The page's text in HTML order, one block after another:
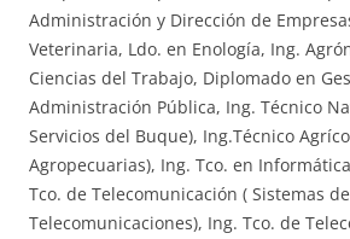
Administración y Dirección de
Veterinaria, Ldo. en Enología, Ing.
Ciencias del Trabajo, Diplomado en
Administración Pública, Ing. Técnico
Servicios del Buque), Ing.Técnico
Agropecuarias), Ing. Tco. en
Tco. de Telecomunicación ( Sistemas de
Telecomunicaciones), Ing. Tco. de